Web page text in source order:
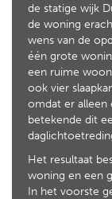
de statige wijk
de woning
wens van de
één grote
een ruime
ook vier
omdat er alleen
betekende dit
Het resultaat
woning en een
In het voorste